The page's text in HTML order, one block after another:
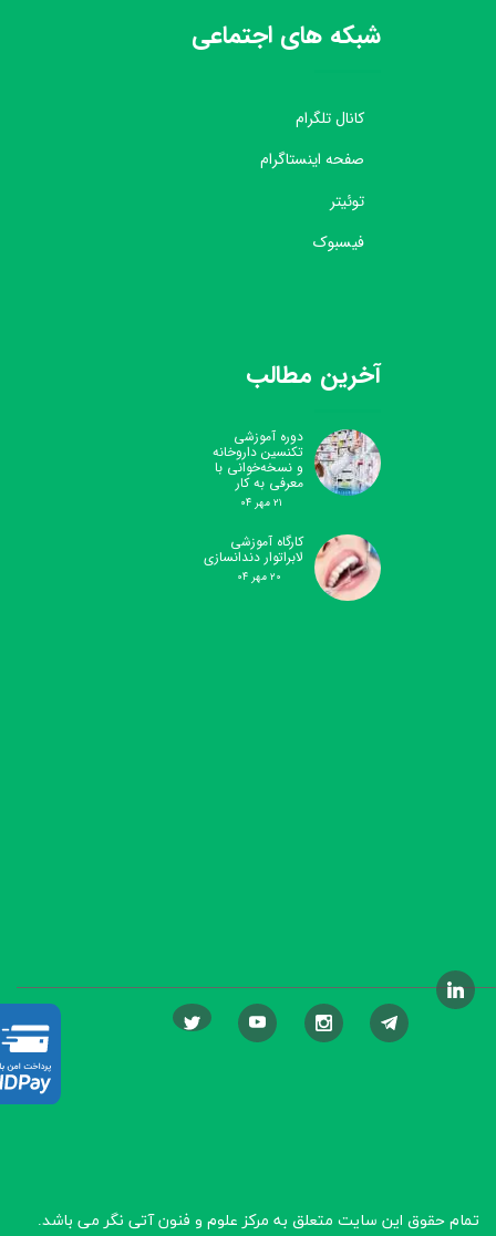
آخرین مطالب
دوره آموزشی
تکنسین داروخانه
و نسخه‌خوانی با
معرفی به کار
۲۱ مهر ۰۴
کارگاه آموزشی
لابراتوار دندانسازی
۲۰ مهر ۰۴
شبکه های اجتماعی
کانال تلگرام
صفحه اینستاگرام
توئیتر
فیسبوک
تمام حقوق این سایت متعلق به مرکز علوم و فنون آتی نگر می باشد.